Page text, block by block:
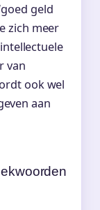
geld
zich meer
van
ook wel
aan